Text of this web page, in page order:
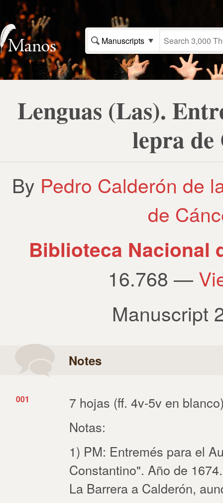
Manuscripts
Lenguas (Las).
lepra
By Pedro Calderón de
de
Biblioteca Nacional
16.768 —
Manuscript
Notes
001
7 hojas (ff. 4v-5v en
Notas:
1) PM: Entremés para el
Constantino". Año de
La Barrera a Calderón,